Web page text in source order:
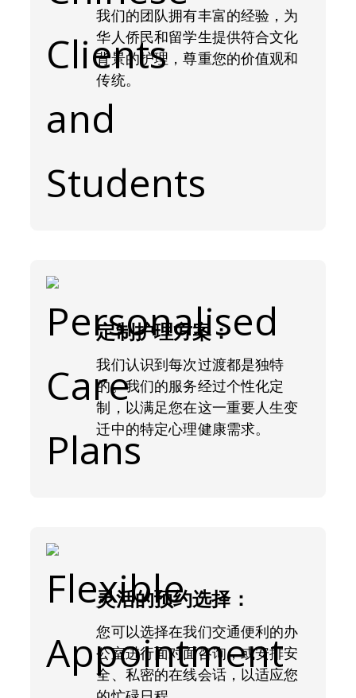
我们的团队拥有丰富的经验，为
华人侨民和留学生提供符合文化
背景的护理，尊重您的价值观和
传统。
定制护理方案：
我们认识到每次过渡都是独特
的。我们的服务经过个性化定
制，以满足您在这一重要人生变
迁中的特定心理健康需求。
灵活的预约选择：
您可以选择在我们交通便利的办
公室进行面对面咨询，或安排安
全、私密的在线会话，以适应您